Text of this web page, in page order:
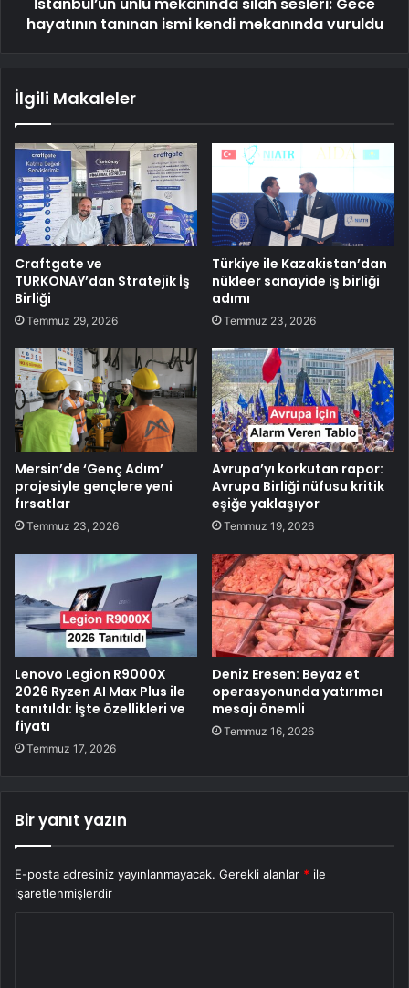
İstanbul’un ünlü mekanında silah sesleri: Gece
hayatının tanınan ismi kendi mekanında vuruldu
İlgili Makaleler
Craftgate ve
TURKONAY’dan Stratejik İş
Birliği
Temmuz 29, 2026
Türkiye ile Kazakistan’dan
nükleer sanayide iş birliği
adımı
Temmuz 23, 2026
Mersin’de ‘Genç Adım’
projesiyle gençlere yeni
fırsatlar
Temmuz 23, 2026
Avrupa’yı korkutan rapor:
Avrupa Birliği nüfusu kritik
eşiğe yaklaşıyor
Temmuz 19, 2026
Lenovo Legion R9000X
2026 Ryzen AI Max Plus ile
tanıtıldı: İşte özellikleri ve
fiyatı
Temmuz 17, 2026
Deniz Eresen: Beyaz et
operasyonunda yatırımcı
mesajı önemli
Temmuz 16, 2026
Bir yanıt yazın
E-posta adresiniz yayınlanmayacak. Gerekli alanlar * ile
işaretlenmişlerdir